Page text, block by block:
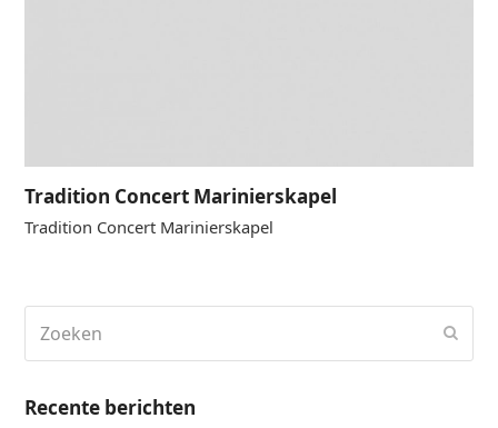
Tradition Concert Marinierskapel
Tradition Concert Marinierskapel
Recente berichten